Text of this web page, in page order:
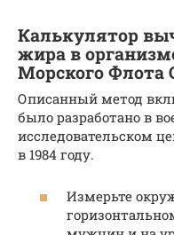
Калькулятор
жира в
Морского
Описанный метод
было разработано в
исследовательском
в 1984 году.
Измерьте